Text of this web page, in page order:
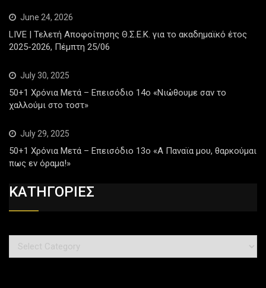
June 24, 2026
LIVE | Τελετή Αποφοίτησης Θ.Σ.Ε.Κ. για το ακαδημαϊκό έτος
2025-2026, Πέμπτη 25/06
July 30, 2025
50+1 Χρόνια Μετά – Επεισόδιο 14ο «Νιώθουμε σαν το
χαλλούμι στο τοστ»
July 29, 2025
50+1 Χρόνια Μετά – Επεισόδιο 13ο «Α Παναϊα μου, θαρκούμαι
πως εν όραμα!»
ΚΑΤΗΓΟΡΙΕΣ